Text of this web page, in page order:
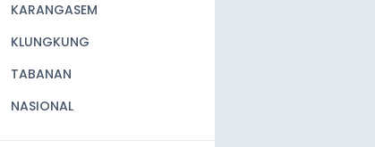
KARANGASEM
KLUNGKUNG
TABANAN
NASIONAL